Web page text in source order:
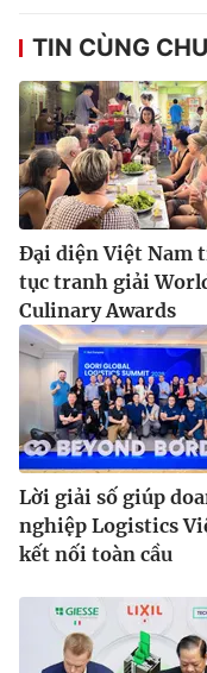
TIN CÙNG
Đại diện Việt Nam
tục tranh giải
Culinary Awards
Lời giải số giúp
nghiệp Logistics
kết nối toàn cầu